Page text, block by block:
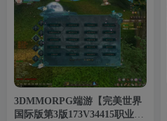
3DMMORPG端游【完美世界
国际版第3版173V34415职业】